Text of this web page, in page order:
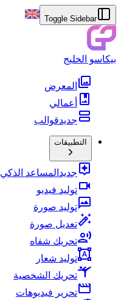
Toggle Sidebar
بيكاسو الخليج
المعرض
أعمالي
جديدقوالب
التطبيقات
جديد المساعد الذكي
توليد فيديو
توليد صورة
تعديل صورة
تحريك شفاه
توليد شعار
تحريك الشخصية
تحرير فيديوهات